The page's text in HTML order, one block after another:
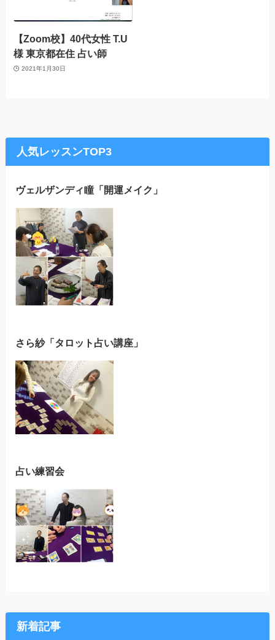
【Zoom校】40代女性 T.U
様 東京都在住 占い師
2021年1月30日
人気レッスンTOP3
ヴェルザンディ瞳「開運メイク」
さら紗「タロット占い講座」
占い練習会
新着記事